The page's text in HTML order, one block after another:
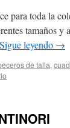
para toda la
tamaños y
Sigue leyendo →
de talla,